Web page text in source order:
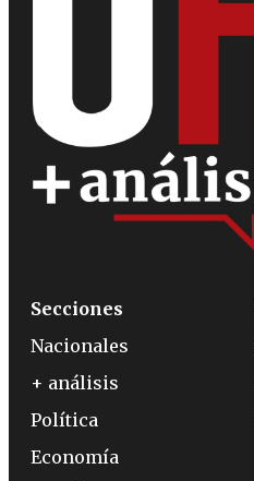
Secciones
Nacionales
+ análisis
Política
Economía